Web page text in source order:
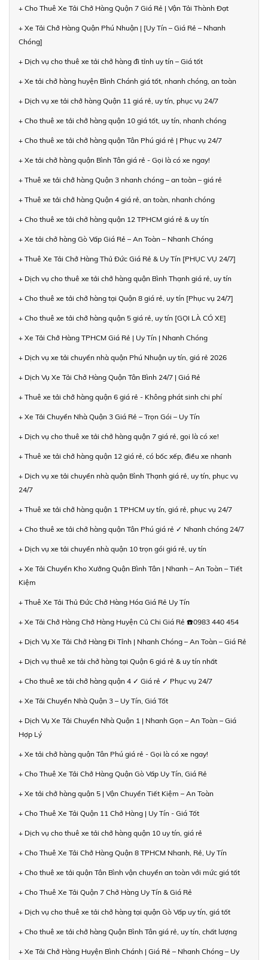
+ Cho Thuê Xe Tải Chở Hàng Quận 7 Giá Rẻ | Vận Tải Thành Đạt
+ Xe Tải Chở Hàng Quận Phú Nhuận | [Uy Tín – Giá Rẻ – Nhanh
Chóng]
+ Dịch vụ cho thuê xe tải chở hàng đi tỉnh uy tín – Giá tốt
+ Xe tải chở hàng huyện Bình Chánh giá tốt, nhanh chóng, an toàn
+ Dịch vụ xe tải chở hàng Quận 11 giá rẻ, uy tín, phục vụ 24/7
+ Cho thuê xe tải chở hàng quận 10 giá tốt, uy tín, nhanh chóng
+ Cho thuê xe tải chở hàng quận Tân Phú giá rẻ | Phục vụ 24/7
+ Xe tải chở hàng quận Bình Tân giá rẻ - Gọi là có xe ngay!
+ Thuê xe tải chở hàng Quận 3 nhanh chóng – an toàn – giá rẻ
+ Thuê xe tải chở hàng Quận 4 giá rẻ, an toàn, nhanh chóng
+ Cho thuê xe tải chở hàng quận 12 TPHCM giá rẻ & uy tín
+ Xe tải chở hàng Gò Vấp Giá Rẻ – An Toàn – Nhanh Chóng
+ Thuê Xe Tải Chở Hàng Thủ Đức Giá Rẻ & Uy Tín [PHỤC VỤ 24/7]
+ Dịch vụ cho thuê xe tải chở hàng quận Bình Thạnh giá rẻ, uy tín
+ Cho thuê xe tải chở hàng tại Quận 8 giá rẻ, uy tín [Phục vụ 24/7]
+ Cho thuê xe tải chở hàng quận 5 giá rẻ, uy tín [GỌI LÀ CÓ XE]
+ Xe Tải Chở Hàng TPHCM Giá Rẻ | Uy Tín | Nhanh Chóng
+ Dịch vụ xe tải chuyển nhà quận Phú Nhuận uy tín, giá rẻ 2026
+ Dịch Vụ Xe Tải Chở Hàng Quận Tân Bình 24/7 | Giá Rẻ
+ Thuê xe tải chở hàng quận 6 giá rẻ - Không phát sinh chi phí
+ Xe Tải Chuyển Nhà Quận 3 Giá Rẻ – Trọn Gói – Uy Tín
+ Dịch vụ cho thuê xe tải chở hàng quận 7 giá rẻ, gọi là có xe!
+ Thuê xe tải chở hàng quận 12 giá rẻ, có bốc xếp, điều xe nhanh
+ Dịch vụ xe tải chuyển nhà quận Bình Thạnh giá rẻ, uy tín, phục vụ
24/7
+ Thuê xe tải chở hàng quận 1 TPHCM uy tín, giá rẻ, phục vụ 24/7
+ Cho thuê xe tải chở hàng quận Tân Phú giá rẻ ✓ Nhanh chóng 24/7
+ Dịch vụ xe tải chuyển nhà quận 10 trọn gói giá rẻ, uy tín
+ Xe Tải Chuyển Kho Xưởng Quận Bình Tân | Nhanh – An Toàn – Tiết
Kiệm
+ Thuê Xe Tải Thủ Đức Chở Hàng Hóa Giá Rẻ Uy Tín
+ Xe Tải Chở Hàng Chở Hàng Huyện Củ Chi Giá Rẻ ☎️0983 440 454
+ Dịch Vụ Xe Tải Chở Hàng Đi Tỉnh | Nhanh Chóng – An Toàn – Giá Rẻ
+ Dịch vụ thuê xe tải chở hàng tại Quận 6 giá rẻ & uy tín nhất
+ Cho thuê xe tải chở hàng quận 4 ✓ Giá rẻ ✓ Phục vụ 24/7
+ Xe Tải Chuyển Nhà Quận 3 – Uy Tín, Giá Tốt
+ Dịch Vụ Xe Tải Chuyển Nhà Quận 1 | Nhanh Gọn – An Toàn – Giá
Hợp Lý
+ Xe tải chở hàng quận Tân Phú giá rẻ - Gọi là có xe ngay!
+ Cho Thuê Xe Tải Chở Hàng Quận Gò Vấp Uy Tín, Giá Rẻ
+ Xe tải chở hàng quận 5 | Vận Chuyển Tiết Kiệm – An Toàn
+ Cho Thuê Xe Tải Quận 11 Chở Hàng | Uy Tín - Giá Tốt
+ Dịch vụ cho thuê xe tải chở hàng quận 10 uy tín, giá rẻ
+ Cho Thuê Xe Tải Chở Hàng Quận 8 TPHCM Nhanh, Rẻ, Uy Tín
+ Cho thuê xe tải quận Tân Bình vận chuyển an toàn với mức giá tốt
+ Cho Thuê Xe Tải Quận 7 Chở Hàng Uy Tín & Giá Rẻ
+ Dịch vụ cho thuê xe tải chở hàng tại quận Gò Vấp uy tín, giá tốt
+ Cho thuê xe tải chở hàng Quận Bình Tân giá rẻ, uy tín, chất lượng
+ Xe Tải Chở Hàng Huyện Bình Chánh | Giá Rẻ – Nhanh Chóng – Uy